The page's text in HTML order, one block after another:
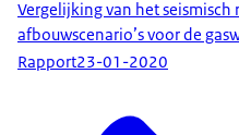
Vergelijking van het seismisch
afbouwscenario’s voor de
Rapport23-01-2020